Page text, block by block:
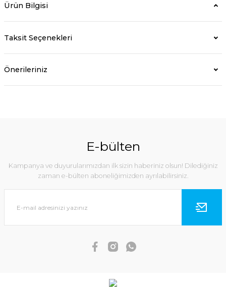
Ürün Bilgisi
Taksit Seçenekleri
Önerileriniz
E-bülten
Kampanya ve duyurularımızdan ilk sizin haberiniz olsun! Dilediğiniz
zaman e-bülten aboneliğimizden ayrılabilirsiniz.